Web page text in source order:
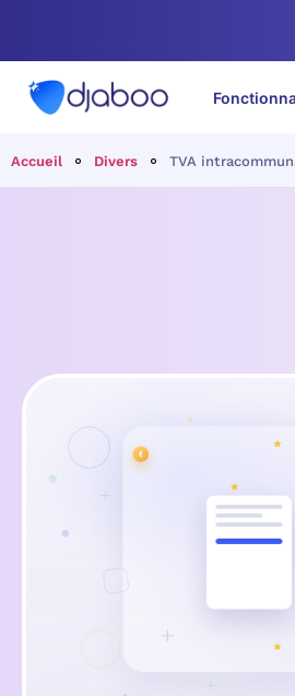
Accueil Divers TVA